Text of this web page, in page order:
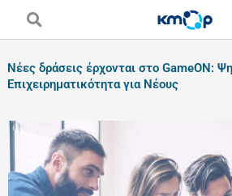
Νέες δράσεις έρχονται στο GameON:
Επιχειρηματικότητα για Νέους